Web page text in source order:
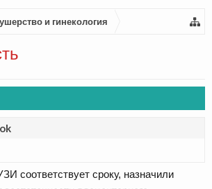
и гинекология
соответствует сроку, назначили